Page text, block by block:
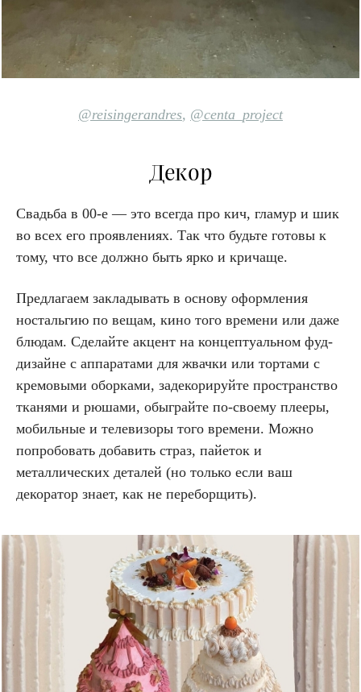
@reisingerandres, @centa_project
Декор
Свадьба в 00-е — это всегда про кич, гламур и шик
во всех его проявлениях. Так что будьте готовы к
тому, что все должно быть ярко и кричаще.
Предлагаем закладывать в основу оформления
ностальгию по вещам, кино того времени или даже
блюдам. Сделайте акцент на концептуальном фуд-
дизайне с аппаратами для жвачки или тортами с
кремовыми оборками, задекорируйте пространство
тканями и рюшами, обыграйте по-своему плееры,
мобильные и телевизоры того времени. Можно
попробовать добавить страз, пайеток и
металлических деталей (но только если ваш
декоратор знает, как не переборщить).